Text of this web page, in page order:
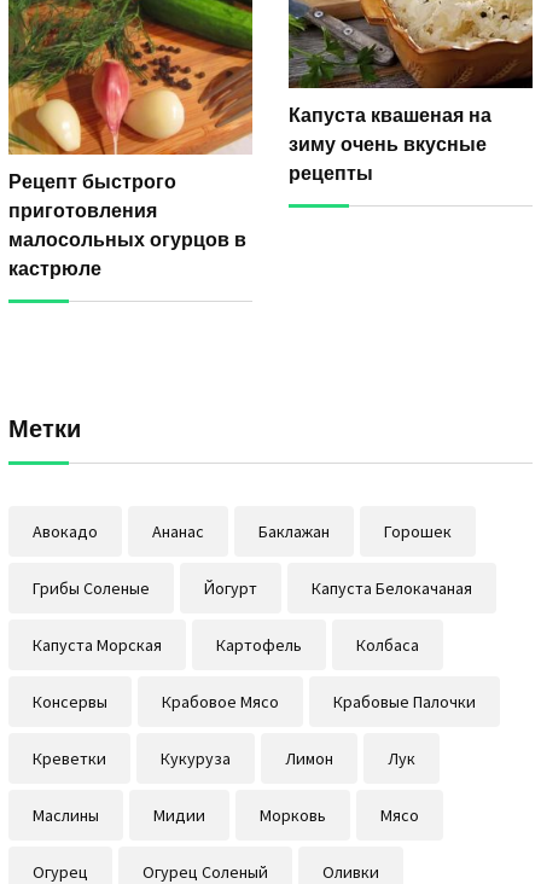
Рецепт быстрого
приготовления
малосольных огурцов в
кастрюле
Капуста квашеная на
зиму очень вкусные
рецепты
Метки
Авокадо Ананас Баклажан Горошек
Грибы Соленые Йогурт Капуста Белокачаная
Капуста Морская Картофель Колбаса
Консервы Крабовое Мясо Крабовые Палочки
Креветки Кукуруза Лимон Лук
Маслины Мидии Морковь Мясо
Огурец Огурец Соленый Оливки